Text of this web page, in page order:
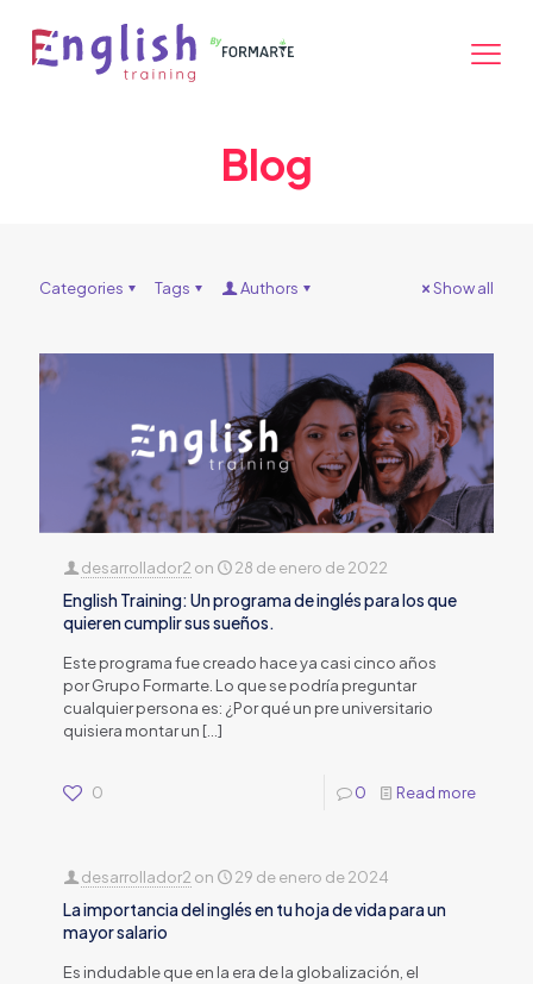
Blog
Categories Tags Authors Show all
desarrollador2 on 28 de enero de 2022
English Training: Un programa de inglés para los que
quieren cumplir sus sueños.
Este programa fue creado hace ya casi cinco años
por Grupo Formarte. Lo que se podría preguntar
cualquier persona es: ¿Por qué un pre universitario
quisiera montar un […]
0 0 Read more
desarrollador2 on 29 de enero de 2024
La importancia del inglés en tu hoja de vida para un
mayor salario
Es indudable que en la era de la globalización, el